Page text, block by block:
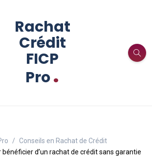
Rachat
Crédit
FICP
Pro.
Conseils en Rachat de Crédit
bénéficier d’un rachat de crédit sans garantie